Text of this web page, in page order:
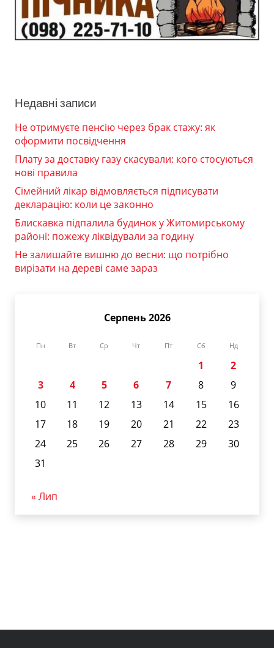
Недавні записи
Не отримуєте пенсію через брак стажу: як
оформити посвідчення
Плату за доставку газу скасували: кого стосуються
нові правила
Сімейний лікар відмовляється підписувати
декларацію: коли це законно
Блискавка підпалила будинок у Житомирському
районі: пожежу ліквідували за годину
Не залишайте вишню до весни: що потрібно
вирізати на дереві саме зараз
Серпень 2026
Пн Вт Ср Чт Пт Сб Нд
1
2
3
4 5 6 7 8
9
10
11 12 13 14 15
16
17
18 19 20 21 22
23
24
25 26 27 28 29
30
31
« Лип